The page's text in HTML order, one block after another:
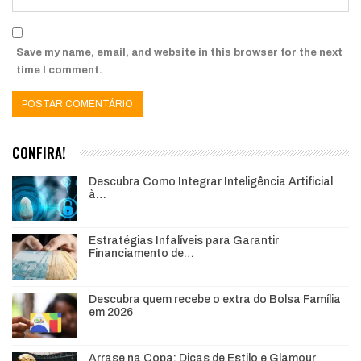
Save my name, email, and website in this browser for the next
time I comment.
CONFIRA!
Descubra Como Integrar Inteligência Artificial
à…
Estratégias Infalíveis para Garantir
Financiamento de…
Descubra quem recebe o extra do Bolsa Família
em 2026
Arrase na Copa: Dicas de Estilo e Glamour